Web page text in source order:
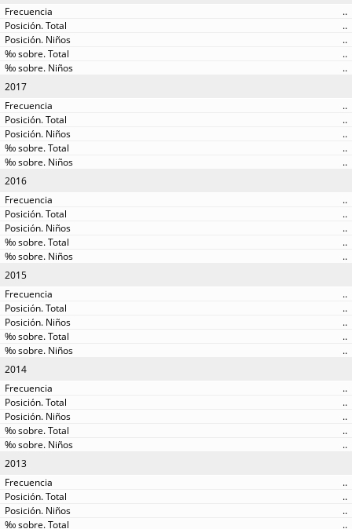
..
..
..
..
..
2017
..
..
..
..
..
2016
..
..
..
..
..
2015
..
..
..
..
..
2014
..
..
..
..
..
2013
..
..
..
..